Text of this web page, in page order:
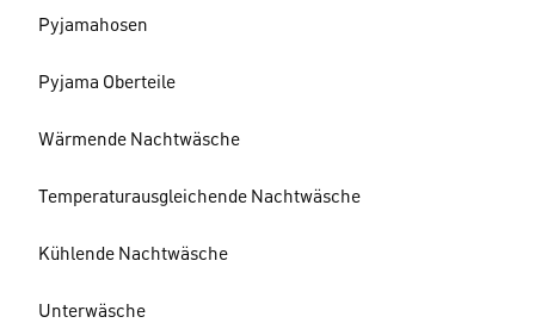
Pyjamahosen
Pyjama Oberteile
Wärmende Nachtwäsche
Temperaturausgleichende Nachtwäsche
Kühlende Nachtwäsche
Unterwäsche